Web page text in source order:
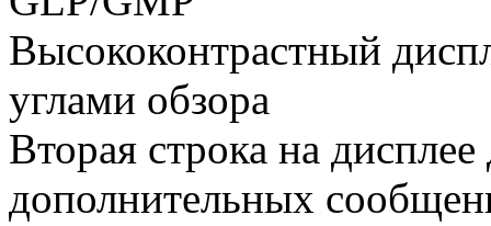
Высококонтрастный
углами обзора
Вторая строка на
дополнительных